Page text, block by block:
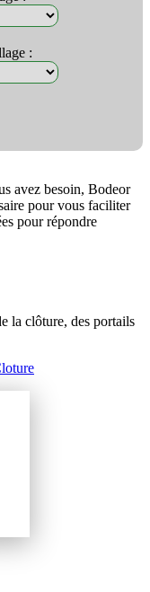
:
avez besoin, Bodeor
pour vous faciliter
pour répondre
la clôture, des portails